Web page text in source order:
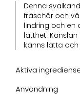
Aktiva
Användning
Denna
fräschör och
lindring och en
lätthet.
känns lätta och